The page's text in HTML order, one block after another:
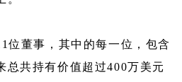
位董事，其中的每一位，包含
总共持有价值超过400万美元